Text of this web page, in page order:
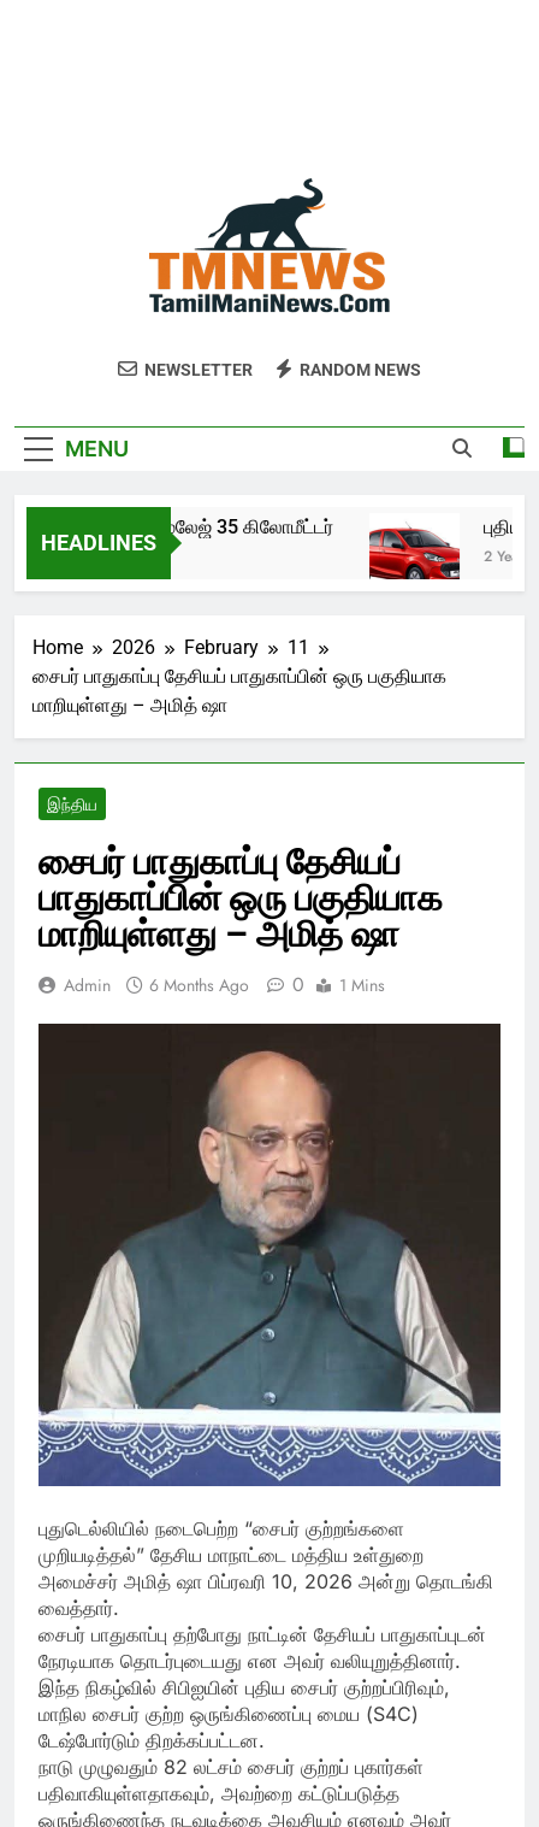
NEWSLETTER RANDOM NEWS
MENU
HEADLINES
கே10 இன் மைலேஜ் 35 கிலோமீட்டர்
2 Years
Home 2026 February
11
சைபர் பாதுகாப்பு தேசியப் பாதுகாப்பின் ஒரு பகுதியாக
மாறியுள்ளது – அமித் ஷா
இந்திய
சைபர் பாதுகாப்பு தேசியப்
பாதுகாப்பின் ஒரு பகுதியாக
மாறியுள்ளது – அமித் ஷா
Admin 6 Months Ago 0 1 Mins
புதுடெல்லியில் நடைபெற்ற “சைபர் குற்றங்களை
முறியடித்தல்” தேசிய மாநாட்டை மத்திய உள்துறை
அமைச்சர் அமித் ஷா பிப்ரவரி 10, 2026 அன்று தொடங்கி
வைத்தார்.
சைபர் பாதுகாப்பு தற்போது நாட்டின் தேசியப் பாதுகாப்புடன்
நேரடியாக தொடர்புடையது என அவர் வலியுறுத்தினார்.
இந்த நிகழ்வில் சிபிஐயின் புதிய சைபர் குற்றப்பிரிவும்,
மாநில சைபர் குற்ற ஒருங்கிணைப்பு மைய (S4C)
டேஷ்போர்டும் திறக்கப்பட்டன.
நாடு முழுவதும் 82 லட்சம் சைபர் குற்றப் புகார்கள்
பதிவாகியுள்ளதாகவும், அவற்றை கட்டுப்படுத்த
ஒருங்கிணைந்த நடவடிக்கை அவசியம் எனவும் அவர்